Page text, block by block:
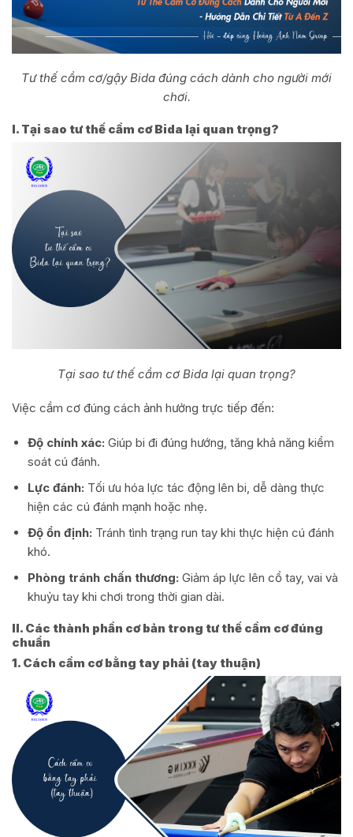
Tư thế cầm cơ/gậy Bida đúng cách dành cho người mới
chơi.
I. Tại sao tư thế cầm cơ Bida lại quan trọng?
Tại sao tư thế cầm cơ Bida lại quan trọng?
Việc cầm cơ đúng cách ảnh hưởng trực tiếp đến:
Độ chính xác: Giúp bi đi đúng hướng, tăng khả năng kiểm
soát cú đánh.
Lực đánh: Tối ưu hóa lực tác động lên bi, dễ dàng thực
hiện các cú đánh mạnh hoặc nhẹ.
Độ ổn định: Tránh tình trạng run tay khi thực hiện cú đánh
khó.
Phòng tránh chấn thương: Giảm áp lực lên cổ tay, vai và
khuỷu tay khi chơi trong thời gian dài.
II. Các thành phần cơ bản trong tư thế cầm cơ đúng
chuẩn
1. Cách cầm cơ bằng tay phải (tay thuận)